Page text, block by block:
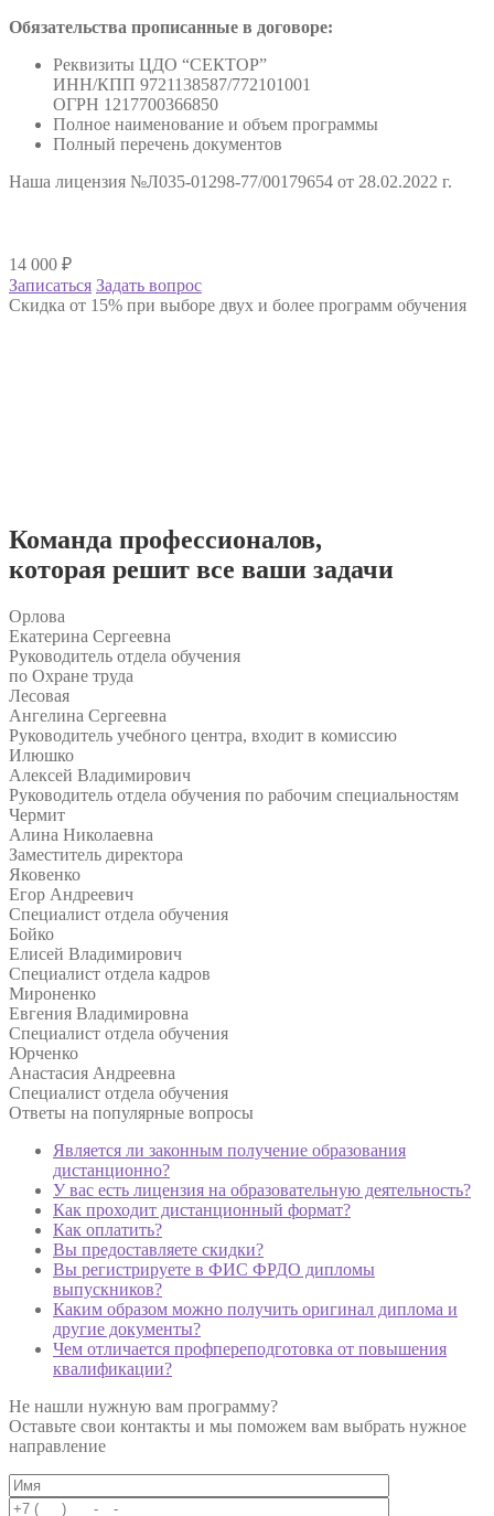
Обязательства прописанные в договоре:
Реквизиты ЦДО “СЕКТОР”
ИНН/КПП 9721138587/772101001
ОГРН 1217700366850
Полное наименование и объем программы
Полный перечень документов
Наша лицензия №Л035-01298-77/00179654 от 28.02.2022 г.
14 000 ₽
Записаться Задать вопрос
Скидка от 15% при выборе двух и более программ обучения
Команда профессионалов,
которая решит все ваши задачи
Орлова
Екатерина Сергеевна
Руководитель отдела обучения
по Охране труда
Лесовая
Ангелина Сергеевна
Руководитель учебного центра, входит в комиссию
Илюшко
Алексей Владимирович
Руководитель отдела обучения по рабочим специальностям
Чермит
Алина Николаевна
Заместитель директора
Яковенко
Егор Андреевич
Специалист отдела обучения
Бойко
Елисей Владимирович
Специалист отдела кадров
Мироненко
Евгения Владимировна
Специалист отдела обучения
Юрченко
Анастасия Андреевна
Специалист отдела обучения
Ответы на популярные вопросы
Является ли законным получение образования
дистанционно?
У вас есть лицензия на образовательную деятельность?
Как проходит дистанционный формат?
Как оплатить?
Вы предоставляете скидки?
Вы регистрируете в ФИС ФРДО дипломы
выпускников?
Каким образом можно получить оригинал диплома и
другие документы?
Чем отличается профпереподготовка от повышения
квалификации?
Не нашли нужную вам программу?
Оставьте свои контакты и мы поможем вам выбрать нужное
направление